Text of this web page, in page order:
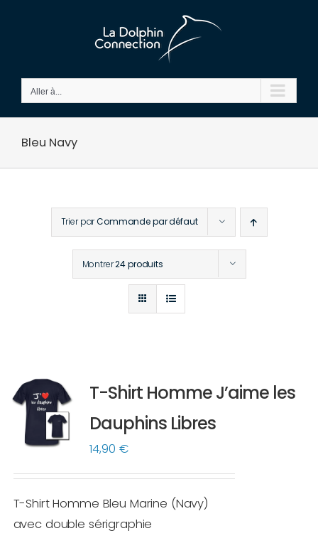
Aller à...
Bleu Navy
Trier parCommande par défaut
Montrer24 produits
T-Shirt Homme J’aime les
Dauphins Libres
14,90 €
T-Shirt Homme Bleu Marine (Navy)
avec double sérigraphie